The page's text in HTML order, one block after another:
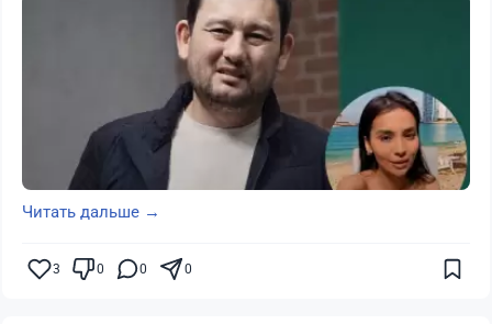
Читать дальше →
3 0 0 0